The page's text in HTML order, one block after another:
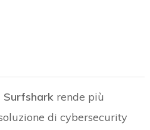
Surfshark rende più
di cybersecurity